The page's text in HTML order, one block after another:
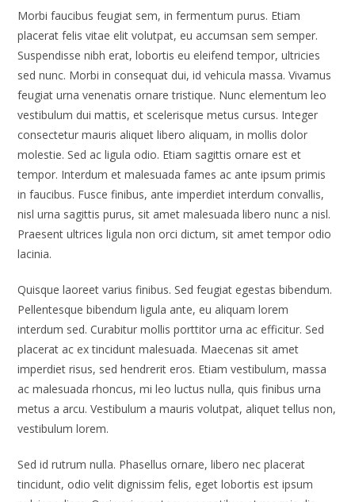
Morbi faucibus feugiat sem, in fermentum purus. Etiam
placerat felis vitae elit volutpat, eu accumsan sem semper.
Suspendisse nibh erat, lobortis eu eleifend tempor, ultricies
sed nunc. Morbi in consequat dui, id vehicula massa. Vivamus
feugiat urna venenatis ornare tristique. Nunc elementum leo
vestibulum dui mattis, et scelerisque metus cursus. Integer
consectetur mauris aliquet libero aliquam, in mollis dolor
molestie. Sed ac ligula odio. Etiam sagittis ornare est et
tempor. Interdum et malesuada fames ac ante ipsum primis
in faucibus. Fusce finibus, ante imperdiet interdum convallis,
nisl urna sagittis purus, sit amet malesuada libero nunc a nisl.
Praesent ultrices ligula non orci dictum, sit amet tempor odio
lacinia.
Quisque laoreet varius finibus. Sed feugiat egestas bibendum.
Pellentesque bibendum ligula ante, eu aliquam lorem
interdum sed. Curabitur mollis porttitor urna ac efficitur. Sed
placerat ac ex tincidunt malesuada. Maecenas sit amet
imperdiet risus, sed hendrerit eros. Etiam vestibulum, massa
ac malesuada rhoncus, mi leo luctus nulla, quis finibus urna
metus a arcu. Vestibulum a mauris volutpat, aliquet tellus non,
vestibulum lorem.
Sed id rutrum nulla. Phasellus ornare, libero nec placerat
tincidunt, odio velit dignissim felis, eget lobortis est ipsum